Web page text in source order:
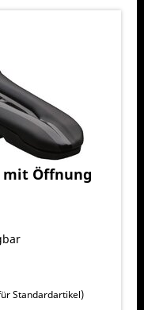
mit Öffnung
Standardartikel)